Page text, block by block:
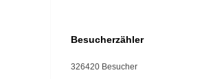
Besucherzähler
326420 Besucher